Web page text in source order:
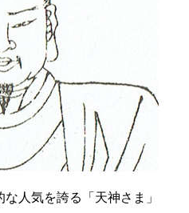
人気を誇る「天神さま」